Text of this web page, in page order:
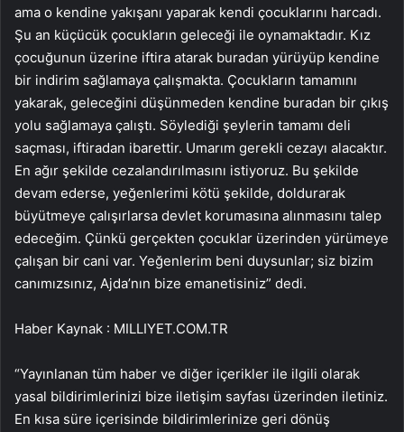
ama o kendine yakışanı yaparak kendi çocuklarını harcadı.
Şu an küçücük çocukların geleceği ile oynamaktadır. Kız
çocuğunun üzerine iftira atarak buradan yürüyüp kendine
bir indirim sağlamaya çalışmakta. Çocukların tamamını
yakarak, geleceğini düşünmeden kendine buradan bir çıkış
yolu sağlamaya çalıştı. Söylediği şeylerin tamamı deli
saçması, iftiradan ibarettir. Umarım gerekli cezayı alacaktır.
En ağır şekilde cezalandırılmasını istiyoruz. Bu şekilde
devam ederse, yeğenlerimi kötü şekilde, doldurarak
büyütmeye çalışırlarsa devlet korumasına alınmasını talep
edeceğim. Çünkü gerçekten çocuklar üzerinden yürümeye
çalışan bir cani var. Yeğenlerim beni duysunlar; siz bizim
canımızsınız, Ajda’nın bize emanetisiniz” dedi.
Haber Kaynak : MILLIYET.COM.TR
“Yayınlanan tüm haber ve diğer içerikler ile ilgili olarak
yasal bildirimlerinizi bize iletişim sayfası üzerinden iletiniz.
En kısa süre içerisinde bildirimlerinize geri dönüş